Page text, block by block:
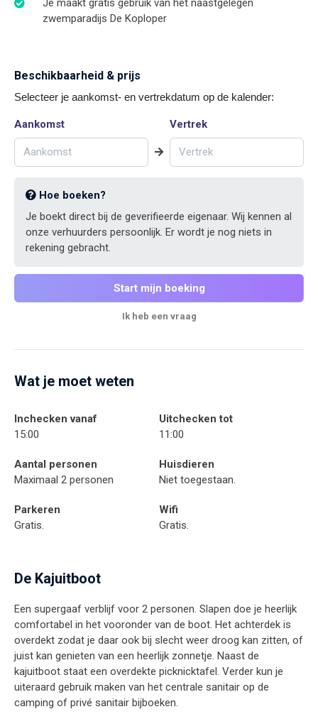
Je maakt gratis gebruik van het naastgelegen
zwemparadijs De Koploper
Beschikbaarheid & prijs
Selecteer je aankomst- en vertrekdatum op de kalender:
Aankomst Vertrek
Hoe boeken?
Je boekt direct bij de geverifieerde eigenaar. Wij kennen al
onze verhuurders persoonlijk. Er wordt je nog niets in
rekening gebracht.
Start mijn boeking
Ik heb een vraag
Wat je moet weten
Inchecken vanaf
15:00
Uitchecken tot
11:00
Aantal personen
Maximaal 2 personen
Huisdieren
Niet toegestaan.
Parkeren
Gratis.
Wifi
Gratis.
De Kajuitboot
Een supergaaf verblijf voor 2 personen. Slapen doe je heerlijk
comfortabel in het vooronder van de boot. Het achterdek is
overdekt zodat je daar ook bij slecht weer droog kan zitten, of
juist kan genieten van een heerlijk zonnetje. Naast de
kajuitboot staat een overdekte picknicktafel. Verder kun je
uiteraard gebruik maken van het centrale sanitair op de
camping of privé sanitair bijboeken.